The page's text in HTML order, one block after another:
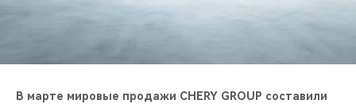
В марте мировые продажи CHERY GROUP составили